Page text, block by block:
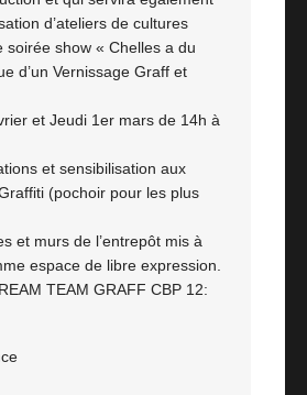
d’ateliers de cultures
soirée show « Chelles a du
d’un Vernissage Graff et
et Jeudi 1er mars de 14h à
et sensibilisation aux
(pochoir pour les plus
et murs de l’entrepôt mis à
espace de libre expression.
TEAM GRAFF CBP 12: